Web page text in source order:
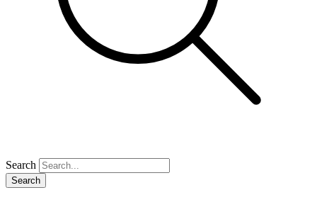
Search
Search